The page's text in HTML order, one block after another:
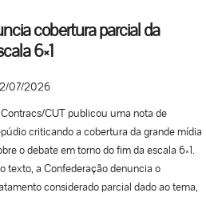
cobertura parcial da
6×1
07/2026
CUT publicou uma nota de
criticando a cobertura da grande mídia
o debate em torno do fim da escala 6×1.
texto, a Confederação denuncia o
considerado parcial dado ao tema,